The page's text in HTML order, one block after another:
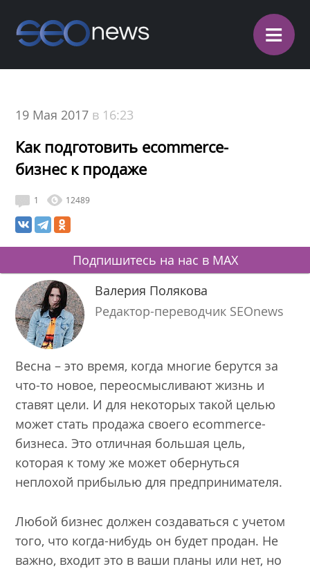
≡
19 Мая 2017 в 16:23
Как подготовить ecommerce-
бизнес к продаже
1 12489
Подпишитесь на нас в MAX
Валерия Полякова
Редактор-переводчик SEOnews
Весна – это время, когда многие берутся за
что-то новое, переосмысливают жизнь и
ставят цели. И для некоторых такой целью
может стать продажа своего ecommerce-
бизнеса. Это отличная большая цель,
которая к тому же может обернуться
неплохой прибылью для предпринимателя.
Любой бизнес должен создаваться с учетом
того, что когда-нибудь он будет продан. Не
важно, входит это в ваши планы или нет, но